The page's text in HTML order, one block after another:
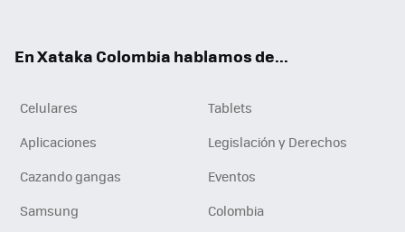
En Xataka Colombia hablamos de...
Celulares
Tablets
Aplicaciones
Legislación y Derechos
Cazando gangas
Eventos
Samsung
Colombia